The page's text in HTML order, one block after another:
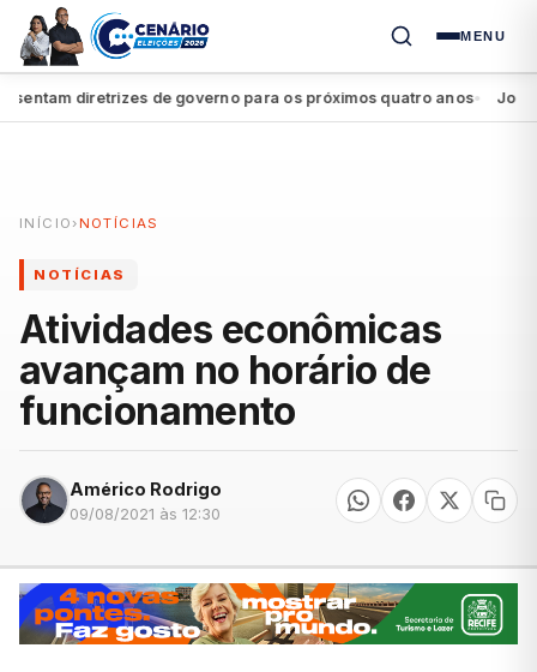
MENU
diretrizes de governo para os próximos quatro anos● João
INÍCIO › NOTÍCIAS
NOTÍCIAS
Atividades econômicas
avançam no horário de
funcionamento
Américo Rodrigo
09/08/2021 às 12:30